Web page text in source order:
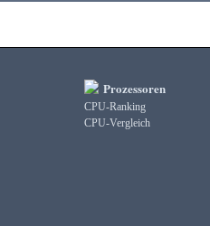
Prozessoren
CPU-Ranking
CPU-Vergleich